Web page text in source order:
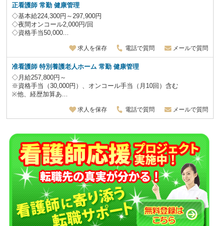
正看護師 常勤 健康管理
◇基本給224,300円～297,900円
◇夜間オンコール2,000円/回
◇資格手当50,000...
求人を保存 電話で質問 メールで質問
准看護師 特別養護老人ホーム常勤 健康管理
◇月給257,800円～
※資格手当（30,000円）、オンコール手当（月10回）含む
※他、経歴加算あ...
求人を保存 電話で質問 メールで質問